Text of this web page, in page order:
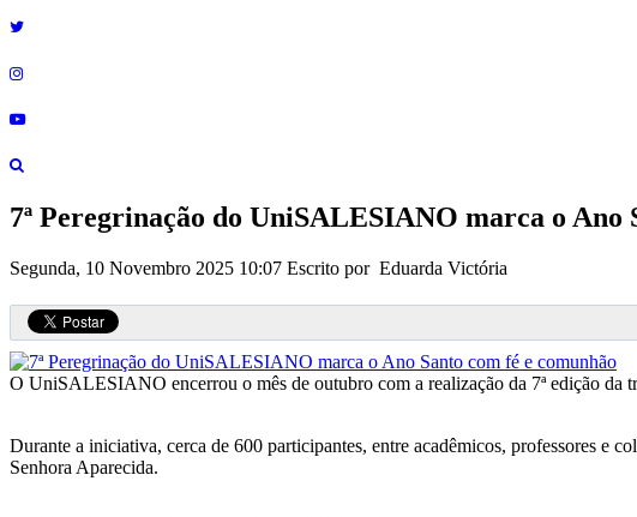
7ª Peregrinação do UniSALESIANO marca o Ano
Segunda, 10 Novembro 2025 10:07 Escrito por Eduarda Victória
O UniSALESIANO encerrou o mês de outubro com a realização da 7ª edição da
Durante a iniciativa, cerca de 600 participantes, entre acadêmicos, professores e
Senhora Aparecida.